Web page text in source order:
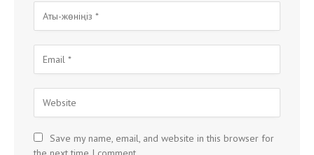
Save my name, email, and website in this browser for